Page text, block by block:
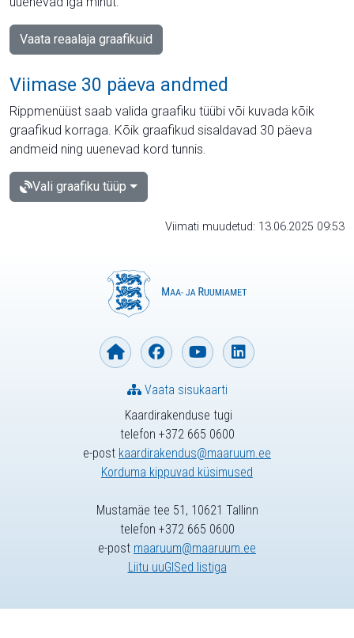
Vaata reaalaja graafikuid
Viimase 30 päeva andmed
Rippmenüüst saab valida graafiku tüübi või kuvada kõik
graafikud korraga. Kõik graafikud sisaldavad 30 päeva
andmeid ning uuenevad kord tunnis.
Vali graafiku tüüp
Viimati muudetud: 13.06.2025 09:53
Kaardirakenduse tugi
telefon +372 665 0600
e-post kaardirakendus@maaruum.ee
Korduma kippuvad küsimused
Vaata sisukaarti
Mustamäe tee 51, 10621 Tallinn
telefon +372 665 0600
e-post maaruum@maaruum.ee
Liitu uuGISed listiga